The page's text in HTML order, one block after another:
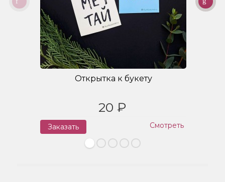
Открытка к букету
20 ₽
Заказать Смотреть